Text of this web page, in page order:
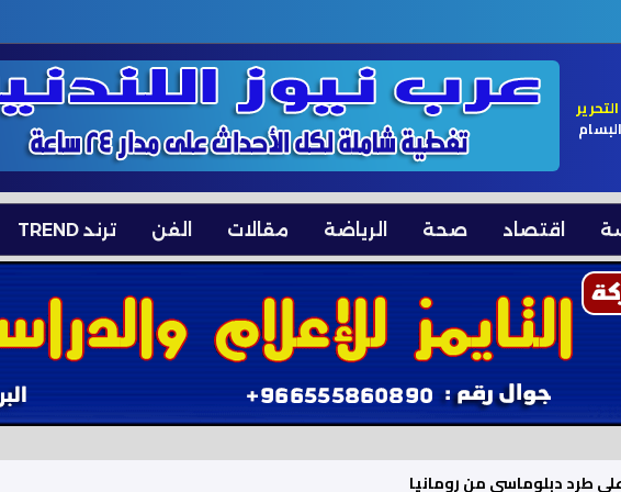
اقتصاد صحة الرياضة مقالات الفن ترند TREND
طرد دبلوماسي من رومانيا